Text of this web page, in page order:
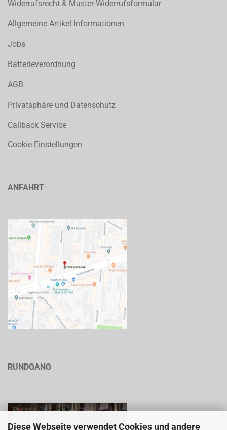
Diese Webseite verwendet Cookies und andere
Widerrufsrecht & Muster-Widerrufsformular
Allgemeine Artikel Informationen
Jobs
Batterieverordnung
AGB
Privatsphäre und Datenschutz
Callback Service
Cookie Einstellungen
ANFAHRT
RUNDGANG